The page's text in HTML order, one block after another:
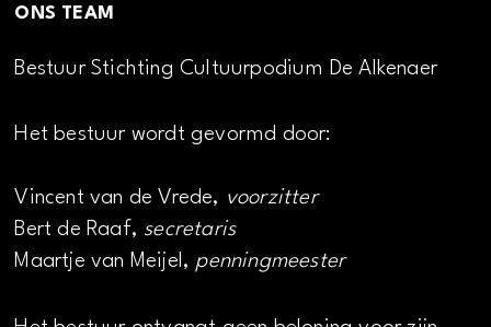
ONS TEAM
Bestuur Stichting Cultuurpodium De Alkenaer
Het bestuur wordt gevormd door:
Vincent van de Vrede, voorzitter
Bert de Raaf, secretaris
Maartje van Meijel, penningmeester